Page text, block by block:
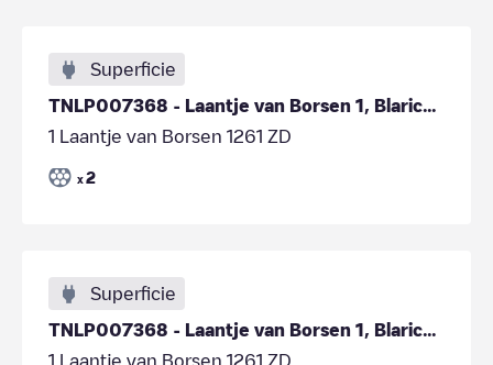
Superficie
TNLP007368 - Laantje van Borsen 1, Blaricum
1 Laantje van Borsen 1261 ZD
x 2
Superficie
TNLP007368 - Laantje van Borsen 1, Blaricum
1 Laantje van Borsen 1261 ZD